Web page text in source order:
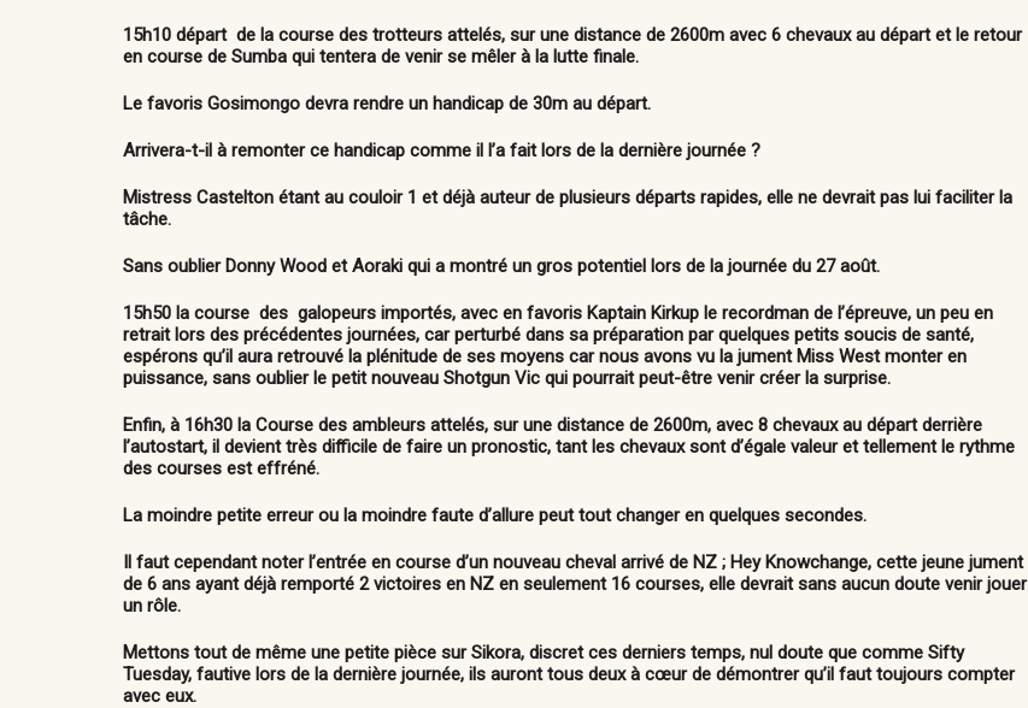
15h10 départ de la course des trotteurs attelés, sur une distance de 2600m avec 6 chevaux au départ et le retour
en course de Sumba qui tentera de venir se mêler à la lutte finale.
Le favoris Gosimongo devra rendre un handicap de 30m au départ.
Arrivera-t-il à remonter ce handicap comme il l’a fait lors de la dernière journée ?
Mistress Castelton étant au couloir 1 et déjà auteur de plusieurs départs rapides, elle ne devrait pas lui faciliter la
tâche.
Sans oublier Donny Wood et Aoraki qui a montré un gros potentiel lors de la journée du 27 août.
15h50 la course des galopeurs importés, avec en favoris Kaptain Kirkup le recordman de l’épreuve, un peu en
retrait lors des précédentes journées, car perturbé dans sa préparation par quelques petits soucis de santé,
espérons qu’il aura retrouvé la plénitude de ses moyens car nous avons vu la jument Miss West monter en
puissance, sans oublier le petit nouveau Shotgun Vic qui pourrait peut-être venir créer la surprise.
Enfin, à 16h30 la Course des ambleurs attelés, sur une distance de 2600m, avec 8 chevaux au départ derrière
l’autostart, il devient très difficile de faire un pronostic, tant les chevaux sont d’égale valeur et tellement le rythme
des courses est effréné.
La moindre petite erreur ou la moindre faute d’allure peut tout changer en quelques secondes.
Il faut cependant noter l’entrée en course d’un nouveau cheval arrivé de NZ ; Hey Knowchange, cette jeune jument
de 6 ans ayant déjà remporté 2 victoires en NZ en seulement 16 courses, elle devrait sans aucun doute venir jouer
un rôle.
Mettons tout de même une petite pièce sur Sikora, discret ces derniers temps, nul doute que comme Sifty
Tuesday, fautive lors de la dernière journée, ils auront tous deux à cœur de démontrer qu’il faut toujours compter
avec eux.